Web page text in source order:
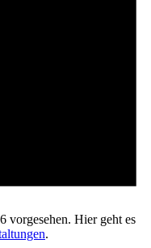
vorgesehen. Hier geht es
.